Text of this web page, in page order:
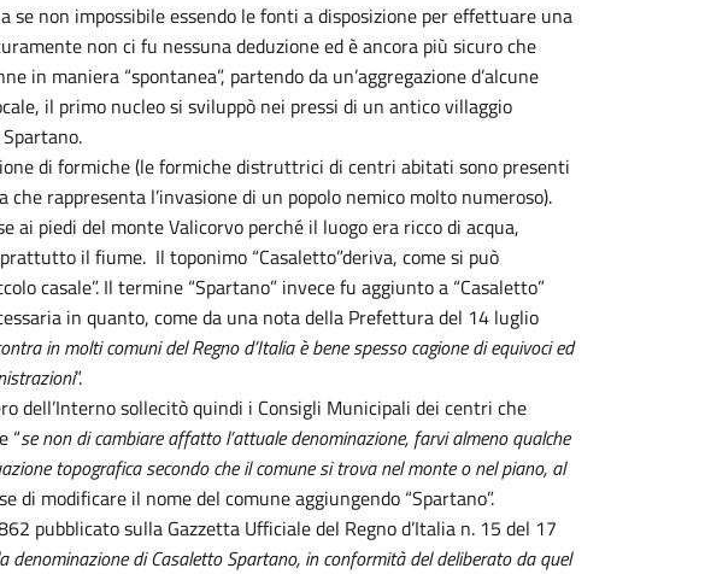
non impossibile essendo le fonti a disposizione per effettuare una
non ci fu nessuna deduzione ed è ancora più sicuro che
in maniera “spontanea”, partendo da un’aggregazione d’alcune
il primo nucleo si sviluppò nei pressi di un antico villaggio
di formiche (le formiche distruttrici di centri abitati sono presenti
rappresenta l’invasione di un popolo nemico molto numeroso).
ai piedi del monte Valicorvo perché il luogo era ricco di acqua,
il fiume. Il toponimo “Casaletto”deriva, come si può
casale”. Il termine “Spartano” invece fu aggiunto a “Casaletto”
in quanto, come da una nota della Prefettura del 14 luglio
in molti comuni del Regno d’Italia è bene spesso cagione di equivoci ed
”.
dell’Interno sollecitò quindi i Consigli Municipali dei centri che
“se non di cambiare affatto l’attuale denominazione, farvi almeno qualche
topografica secondo che il comune si trova nel monte o nel piano, al
di modificare il nome del comune aggiungendo “Spartano”.
pubblicato sulla Gazzetta Ufficiale del Regno d’Italia n. 15 del 17
denominazione di Casaletto Spartano, in conformità del deliberato da quel